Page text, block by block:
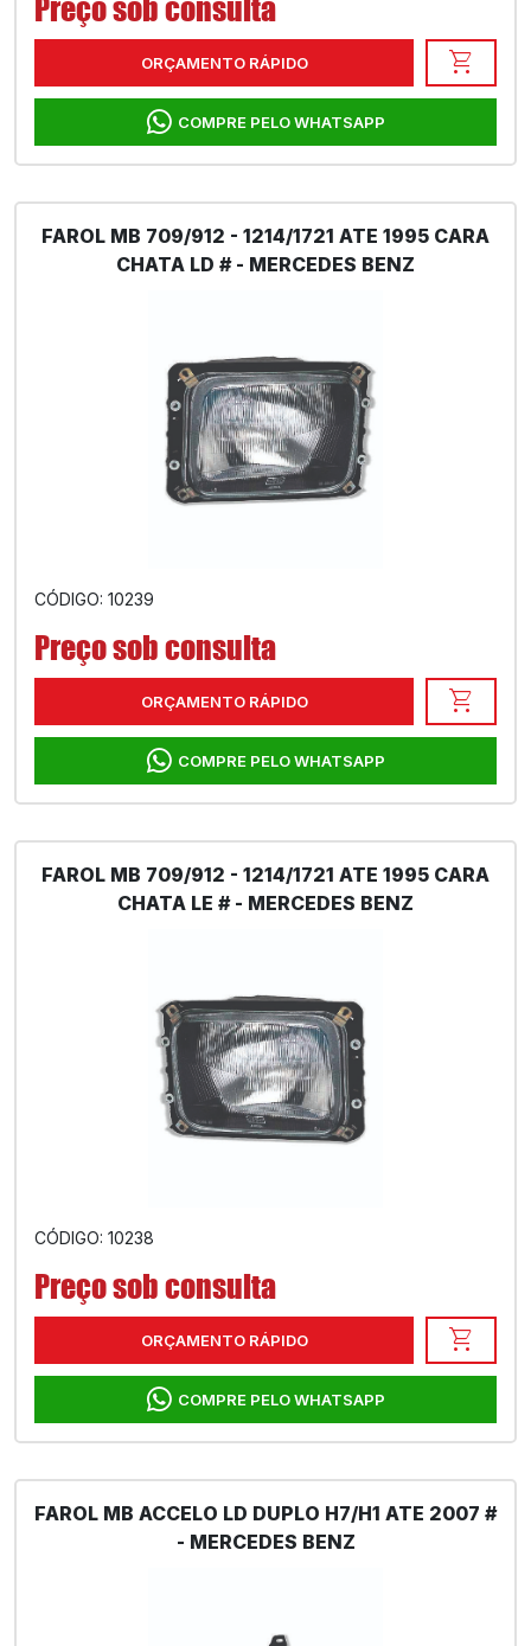
ORÇAMENTO RÁPIDO shopping_cart
COMPRE PELO WHATSAPP
FAROL MB 709/912 - 1214/1721 ATE 1995 CARA
CHATA LD # - MERCEDES BENZ
CÓDIGO: 10239
Preço sob consulta
ORÇAMENTO RÁPIDO shopping_cart
COMPRE PELO WHATSAPP
FAROL MB 709/912 - 1214/1721 ATE 1995 CARA
CHATA LE # - MERCEDES BENZ
CÓDIGO: 10238
Preço sob consulta
ORÇAMENTO RÁPIDO shopping_cart
COMPRE PELO WHATSAPP
FAROL MB ACCELO LD DUPLO H7/H1 ATE 2007 #
- MERCEDES BENZ